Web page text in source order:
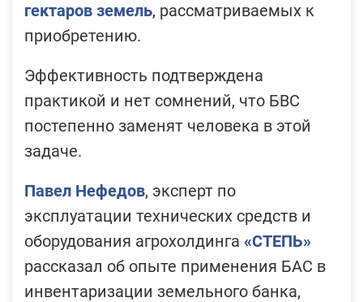
гектаров земель, рассматриваемых к
приобретению.
Эффективность подтверждена
практикой и нет сомнений, что БВС
постепенно заменят человека в этой
задаче.
Павел Нефедов, эксперт по
эксплуатации технических средств и
оборудования агрохолдинга «СТЕПЬ»
рассказал об опыте применения БАС в
инвентаризации земельного банка,